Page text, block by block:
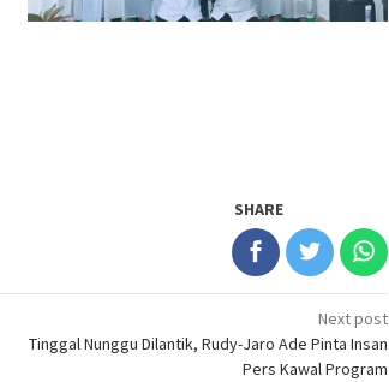
SHARE
Next post
Tinggal Nunggu Dilantik, Rudy-Jaro Ade Pinta Insan
Pers Kawal Program